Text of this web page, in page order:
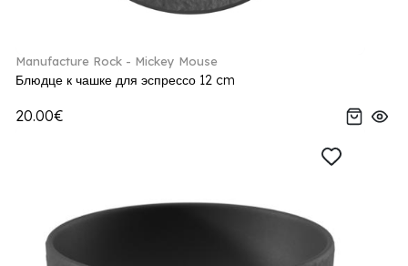
Manufacture Rock - Mickey Mouse
Блюдце к чашке для эспрессо 12 cm
20.00€